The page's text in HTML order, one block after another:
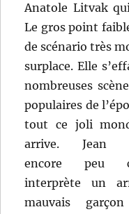
Anatole Litvak
Le gros point
de scénario très
surplace. Elle
nombreuses
populaires de
tout ce joli
arrive. Jean
encore peu
interprète un
mauvais